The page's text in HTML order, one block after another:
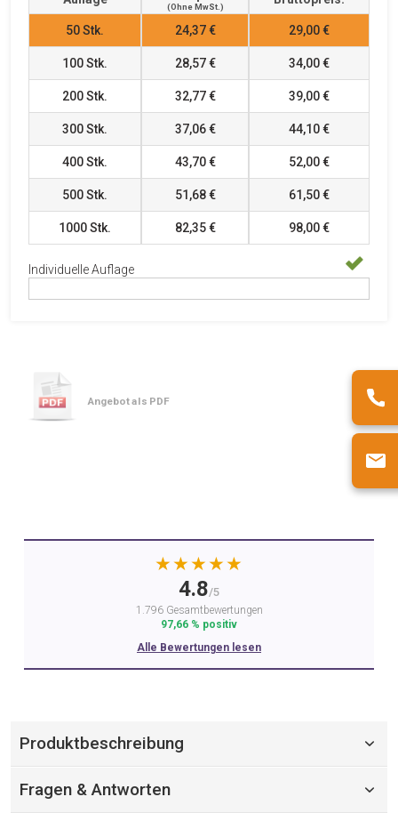
(ohne MwSt.)
50Stk. 24,37 € 29,00 €
100Stk. 28,57 € 34,00 €
200Stk. 32,77 € 39,00 €
300Stk. 37,06 € 44,10 €
400Stk. 43,70 € 52,00 €
500Stk. 51,68 € 61,50 €
1000Stk. 82,35 € 98,00 €
Individuelle Auflage
Angebot als PDF
★★★★★
4.8/5
1.796 Gesamtbewertungen
97,66 % positiv
Alle Bewertungen lesen
Produktbeschreibung
Fragen & Antworten